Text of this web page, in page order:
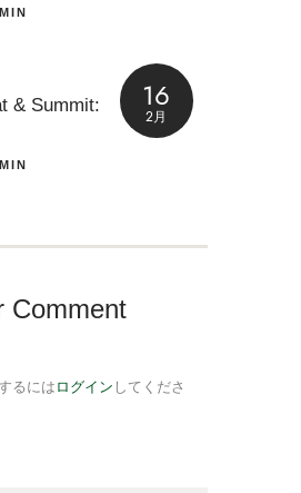
16
2月
& Summit:
Comment
るにはログイン してくださ